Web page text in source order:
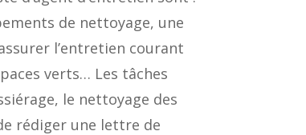
de nettoyage, une
l’entretien courant
verts… Les tâches
le nettoyage des
rédiger une lettre de